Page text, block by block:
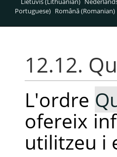
Portuguese) Română (Romanian)
12.12.
L'ordre
ofereix
utilitzeu i